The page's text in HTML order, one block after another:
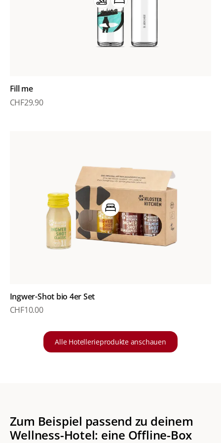
Fill me
CHF29.90
Ingwer-Shot bio 4er Set
CHF10.00
Alle Hotellerieprodukte anschauen
Zum Beispiel passend zu deinem
Wellness-Hotel: eine Offline-Box